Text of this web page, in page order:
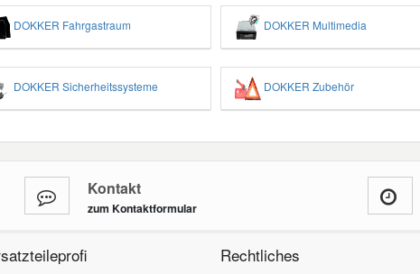
DOKKER Fahrgastraum DOKKER Multimedia
DOKKER Sicherheitssysteme DOKKER Zubehör
Kontakt
zum Kontaktformular
Rechtliches